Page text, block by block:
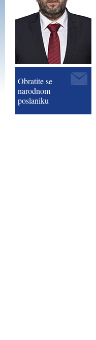
Obratite se
narodnom
poslaniku